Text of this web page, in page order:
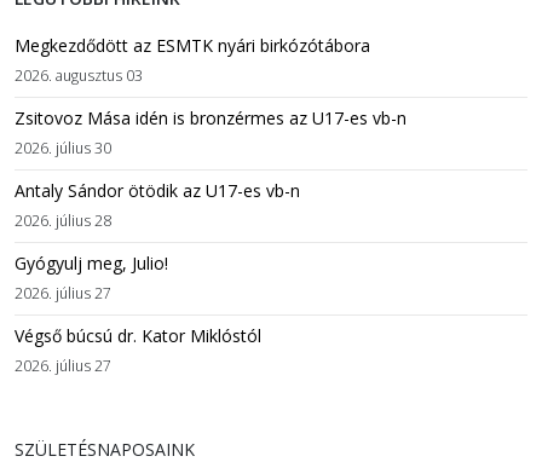
Megkezdődött az ESMTK nyári birkózótábora
2026. augusztus 03
Zsitovoz Mása idén is bronzérmes az U17-es vb-n
2026. július 30
Antaly Sándor ötödik az U17-es vb-n
2026. július 28
Gyógyulj meg, Julio!
2026. július 27
Végső búcsú dr. Kator Miklóstól
2026. július 27
SZÜLETÉSNAPOSAINK